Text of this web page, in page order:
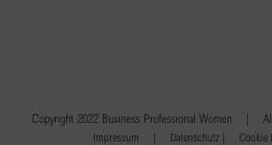
Copyright 2022 Business Professional Women |
Impressum | Datenschutz | Cookie